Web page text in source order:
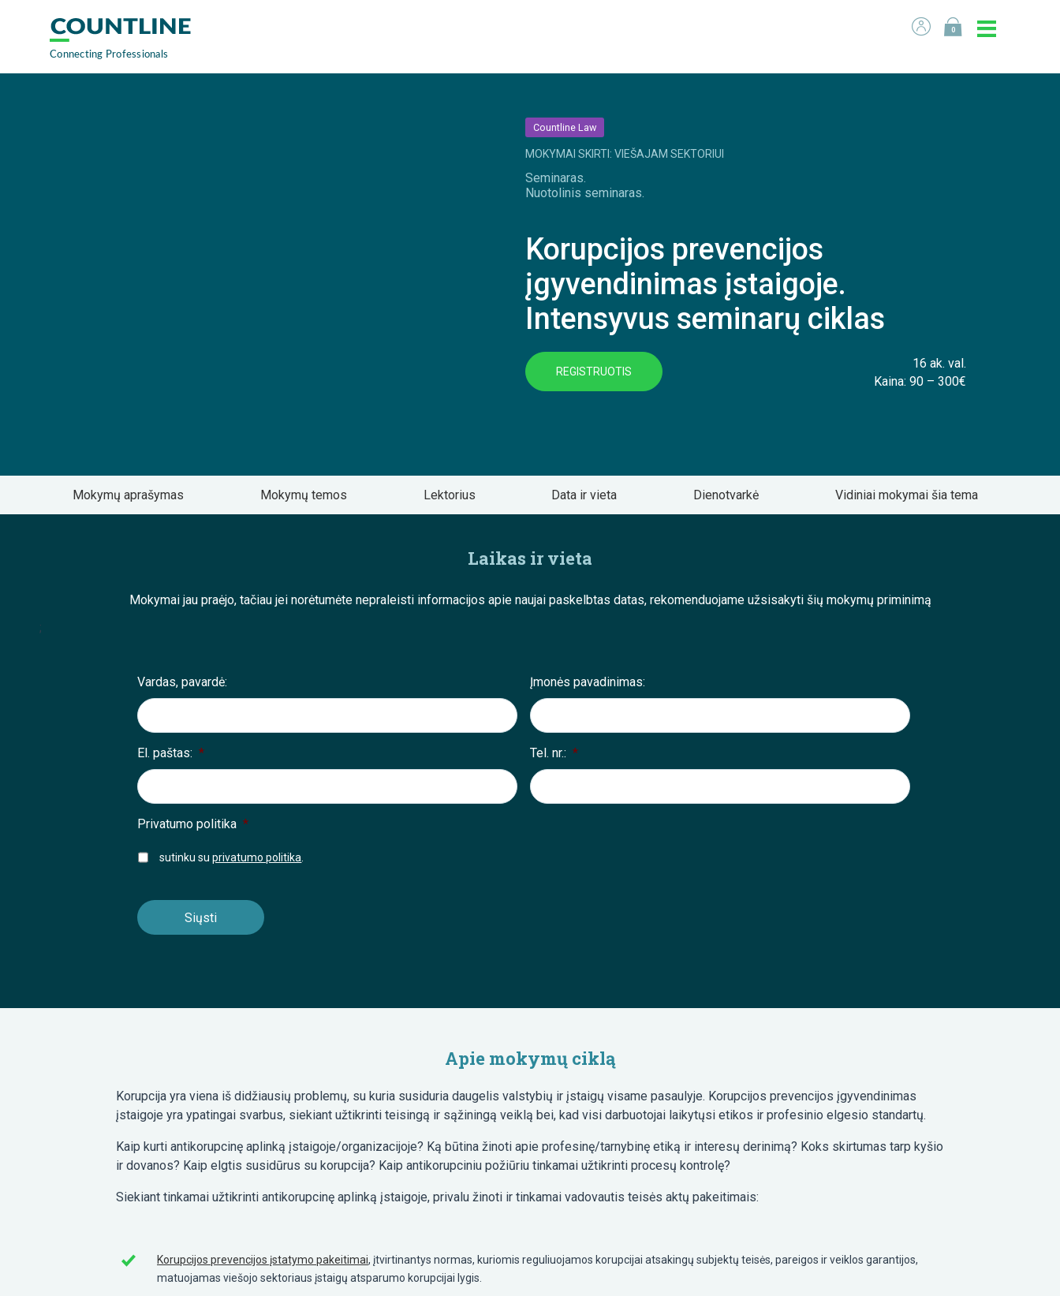
0
Countline Law
MOKYMAI SKIRTI: VIEŠAJAM SEKTORIUI
Seminaras.
Nuotolinis seminaras.
Korupcijos prevencijos
įgyvendinimas įstaigoje.
Intensyvus seminarų ciklas
REGISTRUOTIS
16 ak. val.
Kaina: 90 – 300€
Mokymų aprašymas Mokymų temos Lektorius Data ir vieta Dienotvarkė Vidiniai mokymai šia tema
Laikas ir vieta
Mokymai jau praėjo, tačiau jei norėtumėte nepraleisti informacijos apie naujai paskelbtas datas, rekomenduojame užsisakyti šių mokymų priminimą
;
Vardas, pavardė: Įmonės pavadinimas:
El. paštas: * Tel. nr.: *
Privatumo politika *
sutinku suprivatumo politika
Apie mokymų ciklą
Korupcija yra viena iš didžiausių problemų, su kuria susiduria daugelis valstybių ir įstaigų visame pasaulyje. Korupcijos prevencijos įgyvendinimas
įstaigoje yra ypatingai svarbus, siekiant užtikrinti teisingą ir sąžiningą veiklą bei, kad visi darbuotojai laikytųsi etikos ir profesinio elgesio standartų.
Kaip kurti antikorupcinę aplinką įstaigoje/organizacijoje? Ką būtina žinoti apie profesinę/tarnybinę etiką ir interesų derinimą? Koks skirtumas tarp kyšio
ir dovanos? Kaip elgtis susidūrus su korupcija? Kaip antikorupciniu požiūriu tinkamai užtikrinti procesų kontrolę?
Siekiant tinkamai užtikrinti antikorupcinę aplinką įstaigoje, privalu žinoti ir tinkamai vadovautis teisės aktų pakeitimais:
Korupcijos prevencijos įstatymo pakeitimai, įtvirtinantys normas, kuriomis reguliuojamos korupcijai atsakingų subjektų teisės, pareigos ir veiklos garantijos,
matuojamas viešojo sektoriaus įstaigų atsparumo korupcijai lygis.